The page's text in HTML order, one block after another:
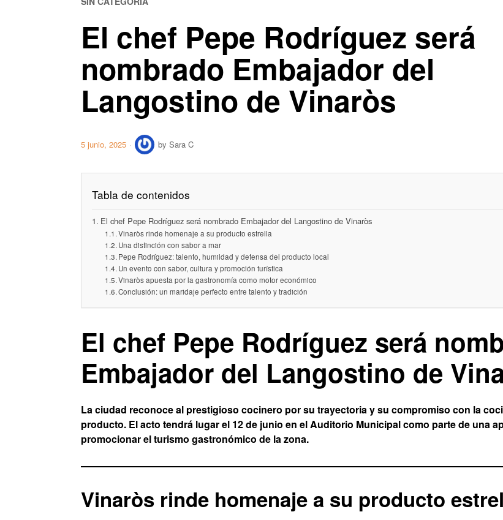
El chef Pepe Rodríguez será
nombrado Embajador del
Langostino de Vinaròs
5 junio, 2025 by Sara C
Tabla de contenidos
El chef Pepe Rodríguez será nombrado Embajador del Langostino de Vinaròs
Vinaròs rinde homenaje a su producto estrella
Una distinción con sabor a mar
Pepe Rodríguez: talento, humildad y defensa del producto local
Un evento con sabor, cultura y promoción turística
Vinaròs apuesta por la gastronomía como motor económico
Conclusión: un maridaje perfecto entre talento y tradición
El chef Pepe Rodríguez será
Embajador del Langostino de
La ciudad reconoce al prestigioso cocinero por su trayectoria y su compromiso con la
producto. El acto tendrá lugar el 12 de junio en el Auditorio Municipal como parte de una
promocionar el turismo gastronómico de la zona.
Vinaròs rinde homenaje a su producto